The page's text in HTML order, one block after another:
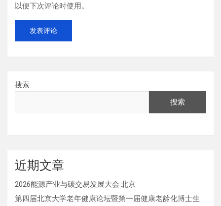
以便下次评论时使用。
搜索
搜索
近期文章
2026能源产业与碳交易发展大会·北京
第四届北京大学老年健康论坛暨第一届健康老龄化博士生